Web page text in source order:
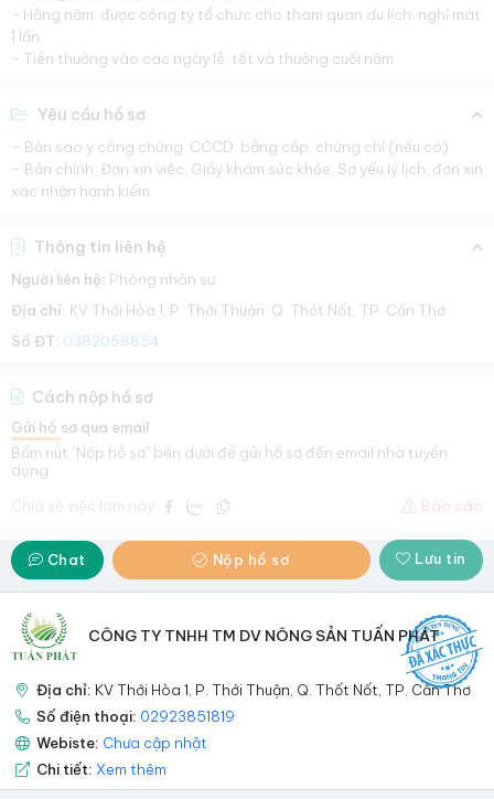
- Hằng năm, được công ty tổ chức cho tham quan du lịch, nghỉ mát
1 lần
- Tiền thưởng vào các ngày lễ, tết và thưởng cuối năm
Yêu cầu hồ sơ
– Bản sao y công chứng: CCCD, bằng cấp, chứng chỉ (nếu có)
– Bản chính: Đơn xin việc, Giấy khám sức khỏe, Sơ yếu lý lịch, đơn xin
xác nhận hạnh kiểm
Thông tin liên hệ
Người liên hệ: Phòng nhân sự
Địa chỉ: KV Thới Hòa 1, P. Thới Thuận, Q. Thốt Nốt, TP. Cần Thơ
Số ĐT: 0382058854
Cách nộp hồ sơ
Gửi hồ sơ qua email
Bấm nút "Nộp hồ sơ" bên dưới để gửi hồ sơ đến email nhà tuyển
dụng
Chia sẻ việc làm này:
Báo cáo
Chat Nộp hồ sơ Lưu tin
CÔNG TY TNHH TM DV NÔNG SẢN TUẤN PHÁT
Địa chỉ: KV Thới Hòa 1, P. Thới Thuận, Q. Thốt Nốt, TP. Cần Thơ
Số điện thoại: 02923851819
Webiste: Chưa cập nhật
Chi tiết: Xem thêm